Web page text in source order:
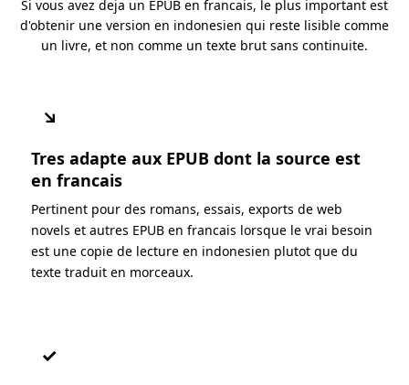
Si vous avez deja un EPUB en francais, le plus important est
d'obtenir une version en indonesien qui reste lisible comme
un livre, et non comme un texte brut sans continuite.
↘
Tres adapte aux EPUB dont la source est
en francais
Pertinent pour des romans, essais, exports de web
novels et autres EPUB en francais lorsque le vrai besoin
est une copie de lecture en indonesien plutot que du
texte traduit en morceaux.
✓